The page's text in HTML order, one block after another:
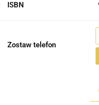
ISBN
Zostaw telefon